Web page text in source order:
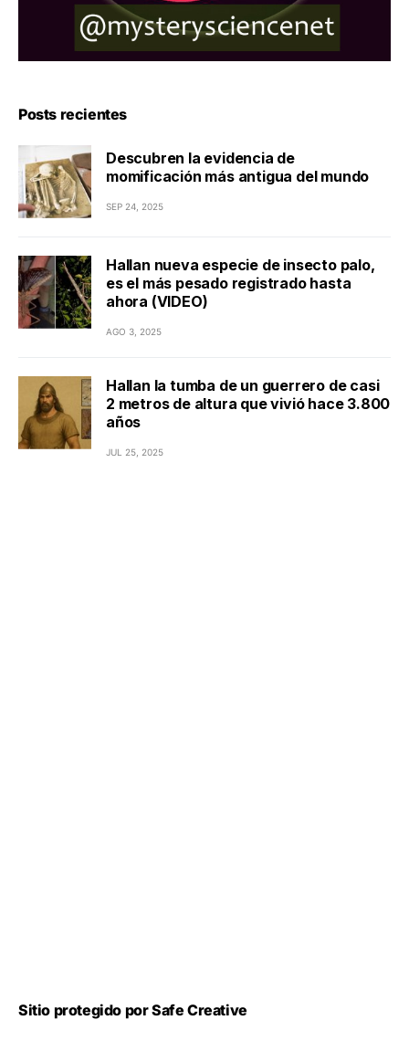
Posts recientes
Descubren la evidencia de
momificación más antigua del mundo
SEP 24, 2025
Hallan nueva especie de insecto palo,
es el más pesado registrado hasta
ahora (VIDEO)
AGO 3, 2025
Hallan la tumba de un guerrero de casi
2 metros de altura que vivió hace 3.800
años
JUL 25, 2025
Sitio protegido por Safe Creative